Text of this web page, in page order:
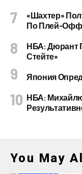
«Шахтер»
По Плей-Офф
НБА: Дюрант
Стейте»
Япония
НБА:
You May